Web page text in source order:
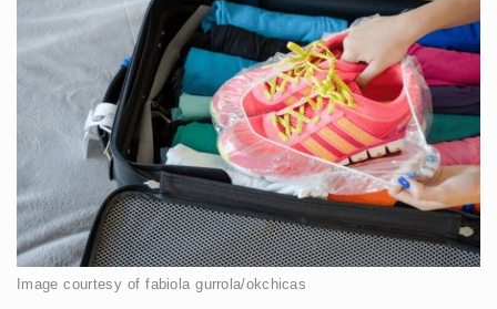
Image courtesy of fabiola gurrola/okchicas